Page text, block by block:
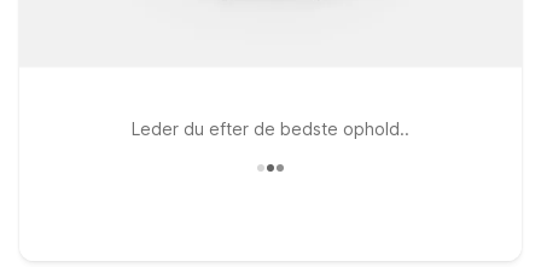
Leder du efter de bedste ophold..